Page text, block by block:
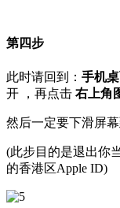
第四步
此时请回到： 手机
开 ，再点击 右上角
然后一定要下滑屏
(此步目的是退出你
的香港区Apple ID)